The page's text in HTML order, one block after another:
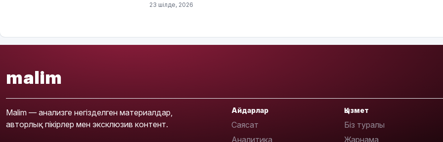
23 шілде, 2026
malim
Malim — анализге негізделген материалдар,
авторлық пікірлер мен эксклюзив контент.
Айдарлар
Саясат
Аналитика
Қызмет
Біз туралы
Жарнама